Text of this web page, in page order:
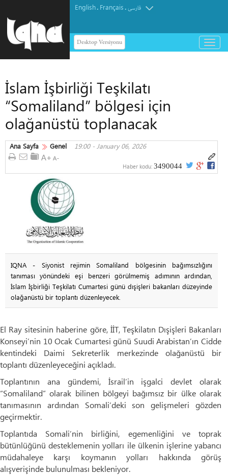
English. Français.فارسی
Desktop Versiyonu
باز
و
İslam İşbirliği Teşkilatı
“Somaliland” bölgesi için
olağanüstü toplanacak
Ana Sayfa Genel 19:00 - January 06, 2026
Haber kodu: 3490044
IQNA - Siyonist rejimin Somaliland bölgesinin bağımsızlığını
tanıması yönündeki eşi benzeri görülmemiş adımının ardından,
İslam İşbirliği Teşkilatı Cumartesi günü dışişleri bakanları düzeyinde
olağanüstü bir toplantı düzenleyecek.
El Ray sitesinin haberine göre, İİT, Teşkilatın Dışişleri Bakanları
Konseyi’nin 10 Ocak Cumartesi günü Suudi Arabistan’ın Cidde
kentindeki Daimi Sekreterlik merkezinde olağanüstü bir
toplantı düzenleyeceğini açıkladı.
Toplantının ana gündemi, İsrail’in işgalci devlet olarak
“Somaliland” olarak bilinen bölgeyi bağımsız bir ülke olarak
tanımasının ardından Somali’deki son gelişmeleri gözden
geçirmektir.
Toplantıda Somali’nin birliğini, egemenliğini ve toprak
bütünlüğünü desteklemenin yolları ile ülkenin işlerine yabancı
müdahaleye karşı koymanın yolları hakkında görüş
alışverişinde bulunulması bekleniyor.